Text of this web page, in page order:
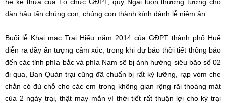
đàn hậu tấn chúng con, chúng con thành kính đảnh lễ niệm ân.
Buổi lễ Khai mạc Trại Hiếu năm 2014 của GĐPT thành phố Huế
diễn ra đầy ấn tượng cảm xúc, trong khi dự báo thời tiết thông báo
đến các tỉnh phía bắc và phía Nam sẽ bị ảnh hưởng siêu bão số 02
đi qua, Ban Quản trại cũng đã chuẩn bị rất kỷ lưỡng, rạp vòm che
chắn có đủ chỗ cho các em trong không gian rộng rãi thoáng mát
của 2 ngày trại, thật may mắn vì thời tiết rất thuận lợi cho kỳ trại